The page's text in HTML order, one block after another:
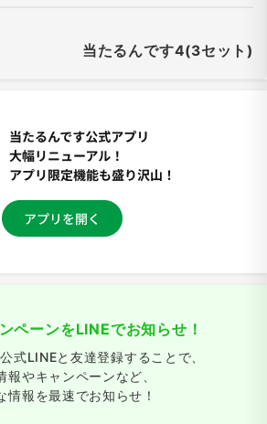
当たるんです4(3セット)
ペーンをLINEでお知らせ！
式LINEと友達登録することで、
報やキャンペーンなど、
情報を最速でお知らせ！